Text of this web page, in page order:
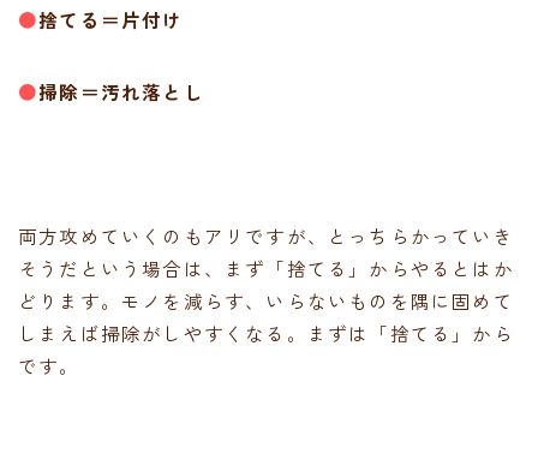
●捨てる＝片付け
●掃除＝汚れ落とし
両方攻めていくのもアリですが、とっちらかっていき
そうだという場合は、まず「捨てる」からやるとはか
どります。モノを減らす、いらないものを隅に固めて
しまえば掃除がしやすくなる。まずは「捨てる」から
です。